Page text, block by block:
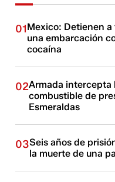
01Mexico: Detienen
una embarcación
cocaína
02Armada intercepta
combustible de
Esmeraldas
03Seis años de
la muerte de una